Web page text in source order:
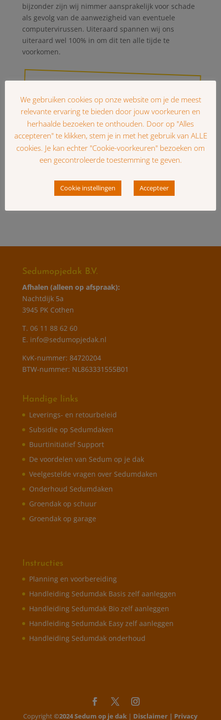
bijzonder zijn wij nimmer aansprakelijk voor schade
als gevolg van de aanwezigheid van eventuele
computervirussen. Uiteraard spannen wij ons
uiteraard wel 100% in om dit ten alle tijde te
voorkomen.
Sedumopjedak B.V.
Afhalen (alleen op afspraak):
Nachtdijk 5a
3945 PK Cothen
T. 06 11 88 62 60
E. info@sedumopjedak.nl
KvK-nummer: 84720204
BTW-nummer: NL863331555B01
Handige links
Leverings- en retourbeleid
Subsidie op Sedumdaken
Buurtinitiatief Support
De voordelen van Sedum op je dak
Veelgestelde vragen over Sedumdaken
Onderhoud Sedumdaken
Groendak op schuur
Groendak op garage
Instructies
Planning en voorbereiding
Handleiding Sedumdak Basis zelf aanleggen
Handleiding Sedumdak Bio zelf aanleggen
Handleiding Sedumdak Easy zelf aanleggen
Handleiding Sedumdak onderhoud
Copyright©2024 Sedum op je dak | Disclaimer | Privacy
We gebruiken cookies op onze website om je de meest
relevante ervaring te bieden door jouw voorkeuren en
herhaalde bezoeken te onthouden. Door op "Alles
accepteren" te klikken, stem je in met het gebruik van ALLE
cookies. Je kan echter "Cookie-voorkeuren" bezoeken om
een gecontroleerde toestemming te geven.
Cookie instellingen Accepteer